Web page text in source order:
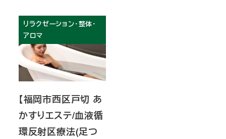
リラクゼーション・整体・
アロマ
【福岡市西区戸切 あ
かすりエステ/血液循
環反射区療法(足つ